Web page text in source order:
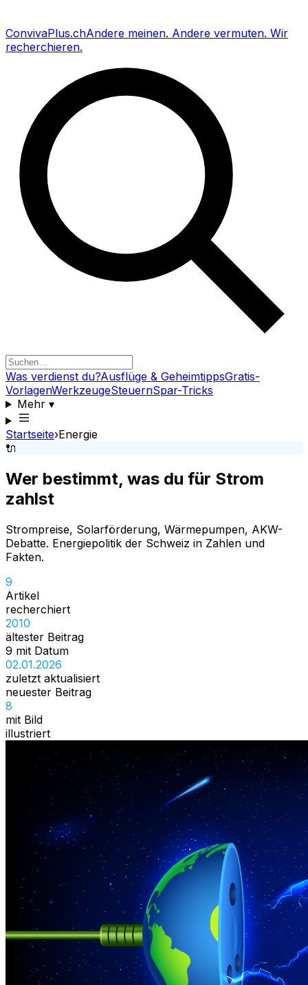
ConvivaPlus.chAndere meinen. Andere vermuten. Wir
recherchieren.
Was verdienst du?Ausflüge & GeheimtippsGratis-
VorlagenWerkzeugeSteuernSpar-Tricks
Mehr▾
Startseite›Energie
🔌
Wer bestimmt, was du für Strom
zahlst
Strompreise, Solarförderung, Wärmepumpen, AKW-
Debatte. Energiepolitik der Schweiz in Zahlen und
Fakten.
9
Artikel
recherchiert
2010
ältester Beitrag
9 mit Datum
02.01.2026
zuletzt aktualisiert
neuester Beitrag
8
mit Bild
illustriert